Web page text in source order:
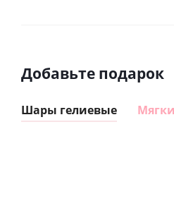
Добавьте подарок
Шары гелиевые